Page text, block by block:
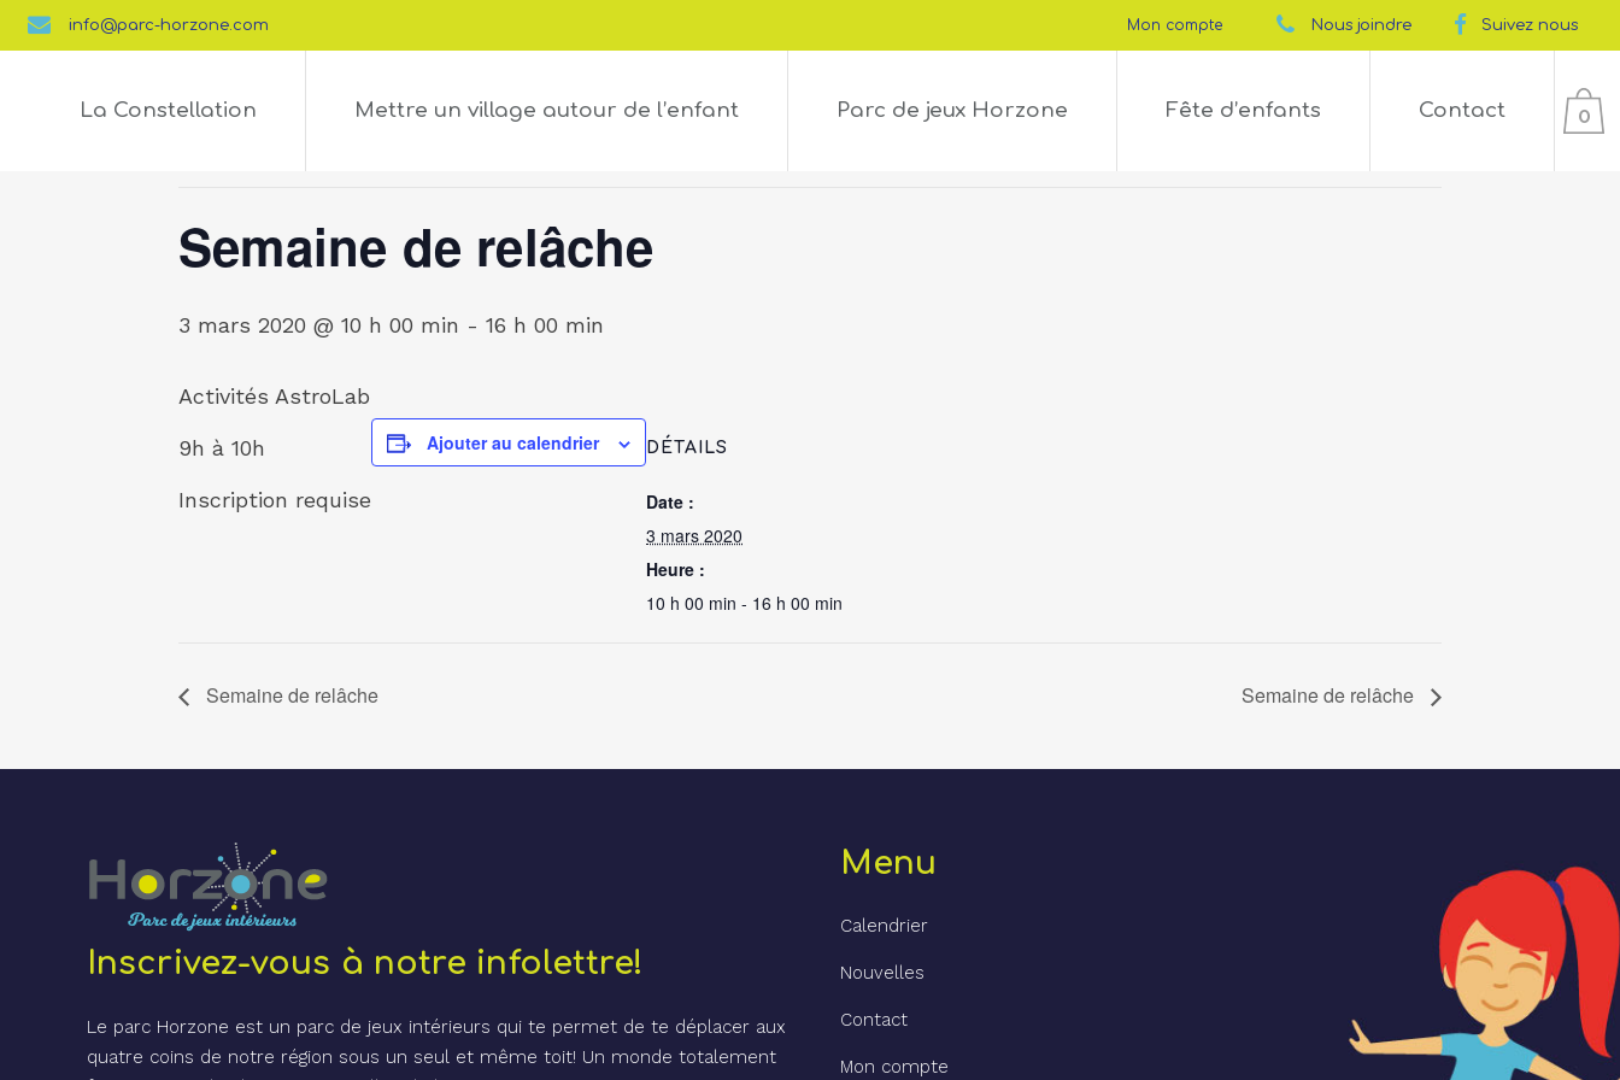
info@parc-horzone.com Mon compte Nous joindre Suivez nous
0
La Constellation Mettre un village autour de l’enfant Parc de jeux Horzone Fête d’enfants Contact
Semaine de relâche
3 mars 2020 @ 10 h 00 min - 16 h 00 min
Activités AstroLab
9h à 10h
Inscription requise
Ajouter au calendrier DÉTAILS
Date :
3 mars 2020
Heure :
10 h 00 min - 16 h 00 min
Semaine de relâche Semaine de relâche
Inscrivez-vous à notre infolettre!
Le parc Horzone est un parc de jeux intérieurs qui te permet de te déplacer aux
quatre coins de notre région sous un seul et même toit! Un monde totalement
Menu
Calendrier
Nouvelles
Contact
Mon compte